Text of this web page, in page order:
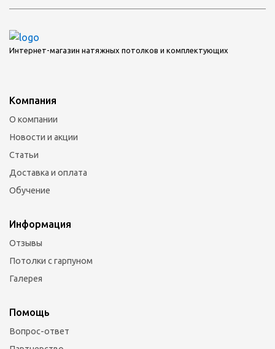
Интернет-магазин натяжных потолков и комплектующих
Компания
О компании
Новости и акции
Статьи
Доставка и оплата
Обучение
Информация
Отзывы
Потолки с гарпуном
Галерея
Помощь
Вопрос-ответ